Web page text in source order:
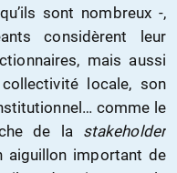
sont nombreux -,
considèrent leur
mais aussi
locale, son
comme le
de la stakeholder
important de